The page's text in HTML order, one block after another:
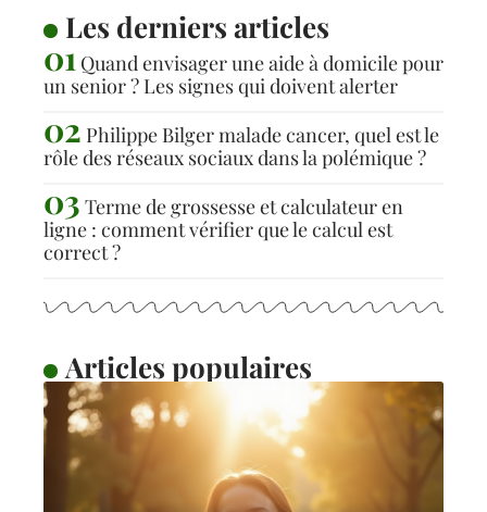
Les derniers articles
Quand envisager une aide à domicile pour
un senior ? Les signes qui doivent alerter
Philippe Bilger malade cancer, quel est le
rôle des réseaux sociaux dans la polémique ?
Terme de grossesse et calculateur en
ligne : comment vérifier que le calcul est
correct ?
Articles populaires